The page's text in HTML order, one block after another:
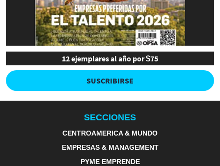
12 ejemplares al año por $75
SUSCRIBIRSE
SECCIONES
CENTROAMERICA & MUNDO
EMPRESAS & MANAGEMENT
PYME EMPRENDE